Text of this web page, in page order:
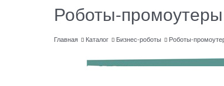
Роботы-
Главная Каталог Бизнес-роботы Роботы-